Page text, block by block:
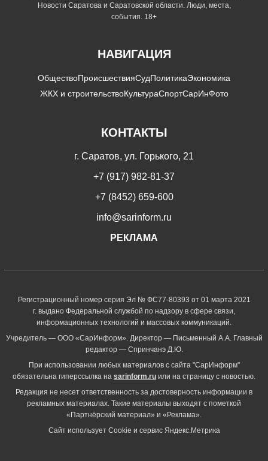
Новости Саратова и Саратовской области. Люди, места,
события. 18+
НАВИГАЦИЯ
ОбществоПроисшествияСудПолитикаЭкономика
ЖКХ и строительствоКультураСпортСарИнФото
КОНТАКТЫ
г. Саратов, ул. Горького, 21
+7 (917) 982-81-37
+7 (8452) 659-600
info@sarinform.ru
РЕКЛАМА
Регистрационный номер серия Эл № ФС77-80393 от 01 марта 2021
г. выдано Федеральной службой по надзору в сфере связи,
информационных технологий и массовых коммуникаций.
Учредитель — ООО «СарИнформ». Директор — Письменный А.А. Главный
редактор — Спринчанэ Д.Ю.
При использовании любых материалов с сайта "СарИнформ"
обязательна гиперссылка на sarinform.ru или на страницу с новостью.
Редакция не несет ответственность за достоверность информации в
рекламных материалах. Такие материалы выходят с пометкой
«Партнёрский материал» и «Реклама».
Сайт использует Cookie и сервиc Яндекс.Метрика